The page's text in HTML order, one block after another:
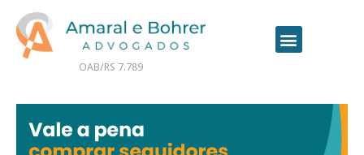
OAB/RS 7.789